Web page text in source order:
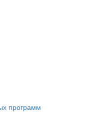
программ